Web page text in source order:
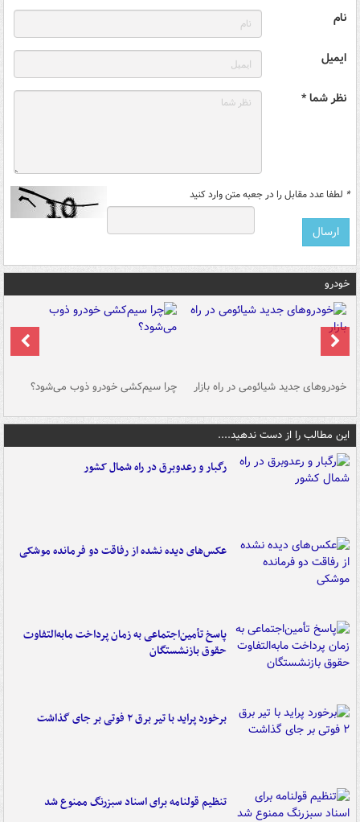
نام
ایمیل
نظر شما *
* لطفا عدد مقابل را در جعبه متن وارد کنید
خودرو
خودروهای جدید شیائومی در راه بازار چرا سیم‌کشی خودرو ذوب می‌شود؟
این مطالب را از دست ندهید....
رگبار و رعدوبرق در راه شمال کشور
عکس‌های دیده نشده از رفاقت دو فرمانده‌ موشکی
پاسخ تأمین‌اجتماعی به زمان پرداخت مابه‌التفاوت
حقوق بازنشستگان
برخورد پراید با تیر برق ۲ فوتی بر جای گذاشت
تنظیم قولنامه برای اسناد سبزرنگ ممنوع شد